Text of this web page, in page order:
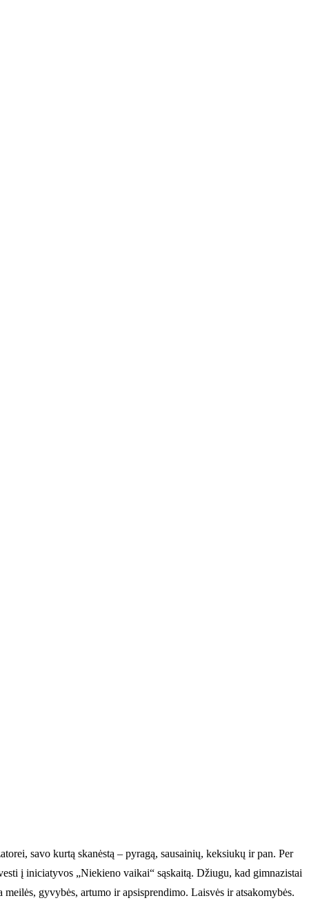
savo kurtą skanėstą – pyragą, sausainių, keksiukų ir pan. Per
į iniciatyvos „Niekieno vaikai“ sąskaitą. Džiugu, kad gimnazistai
gyvybės, artumo ir apsisprendimo. Laisvės ir atsakomybės.